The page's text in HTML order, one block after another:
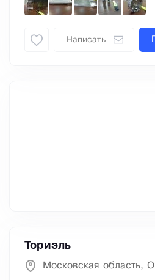
Написать
Ториэль
Московская область,